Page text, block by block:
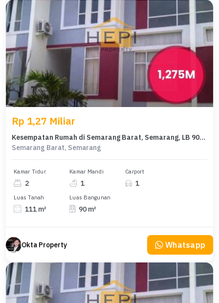
Rp 1,27 Miliar
Kesempatan Rumah di Semarang Barat, Semarang, LB 90m², Harga 1,27 Miliar
Semarang Barat, Semarang
Kamar Tidur
2
Kamar Mandi
1
Carport
1
Luas Tanah
111 m²
Luas Bangunan
90 m²
Okta Property Whatsapp